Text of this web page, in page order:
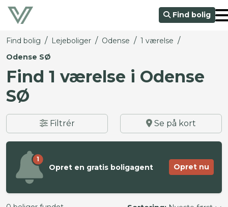
Find bolig
Find bolig / Lejeboliger / Odense / 1 værelse /
Odense SØ
Find 1 værelse i Odense
SØ
Filtrér Se på kort
1
Opret en gratis boligagent Opret nu